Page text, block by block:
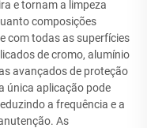
e tornam a limpeza
composições
com todas as superfícies
de cromo, alumínio
avançados de proteção
única aplicação pode
a frequência e a
As